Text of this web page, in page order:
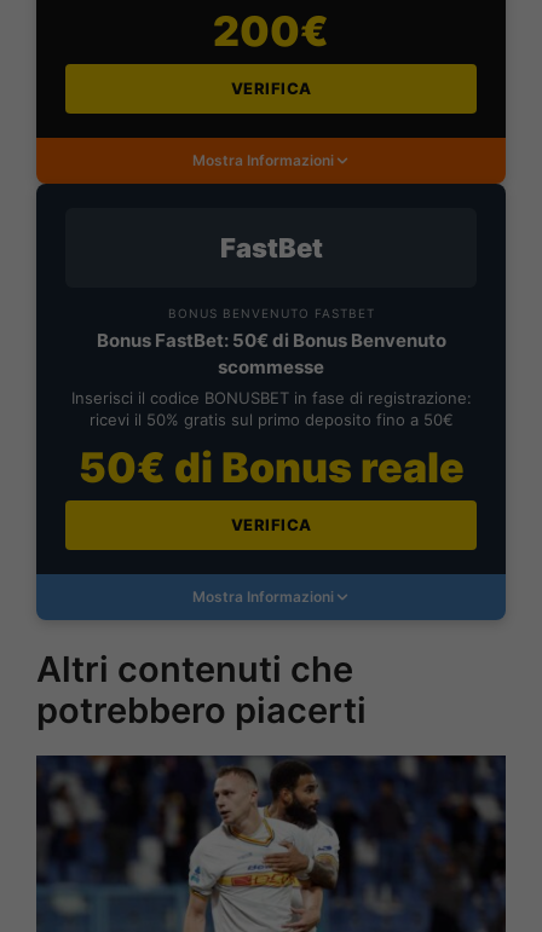
200€
VERIFICA
Mostra Informazioni
FastBet
BONUS BENVENUTO FASTBET
Bonus FastBet: 50€ di Bonus Benvenuto
scommesse
Inserisci il codice BONUSBET in fase di registrazione:
ricevi il 50% gratis sul primo deposito fino a 50€
50€ di Bonus reale
VERIFICA
Mostra Informazioni
Altri contenuti che
potrebbero piacerti